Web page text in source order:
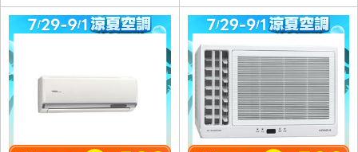
基本安裝運費)
滿額折$500
基本安裝運費)
滿額折$500